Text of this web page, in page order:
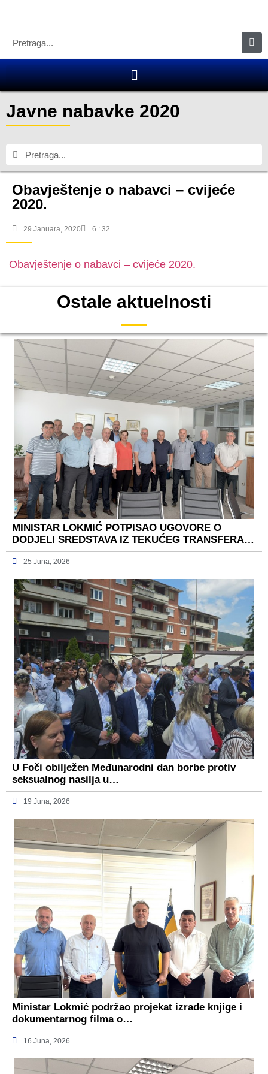
Javne nabavke 2020
Obavještenje o nabavci – cvijeće
2020.
29 Januara, 2020 6 : 32
Obavještenje o nabavci – cvijeće 2020.
Ostale aktuelnosti
MINISTAR LOKMIĆ POTPISAO UGOVORE O
DODJELI SREDSTAVA IZ TEKUĆEG TRANSFERA…
25 Juna, 2026
U Foči obilježen Međunarodni dan borbe protiv
seksualnog nasilja u…
19 Juna, 2026
Ministar Lokmić podržao projekat izrade knjige i
dokumentarnog filma o…
16 Juna, 2026